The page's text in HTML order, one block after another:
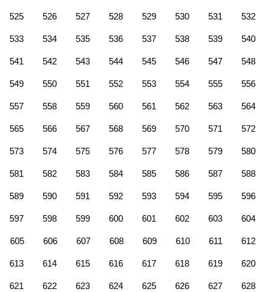
525 526 527 528 529 530 531 532
533 534 535 536 537 538 539 540
541 542 543 544 545 546 547 548
549 550 551 552 553 554 555 556
557 558 559 560 561 562 563 564
565 566 567 568 569 570 571 572
573 574 575 576 577 578 579 580
581 582 583 584 585 586 587 588
589 590 591 592 593 594 595 596
597 598 599 600 601 602 603 604
605 606 607 608 609 610 611 612
613 614 615 616 617 618 619 620
621 622 623 624 625 626 627 628